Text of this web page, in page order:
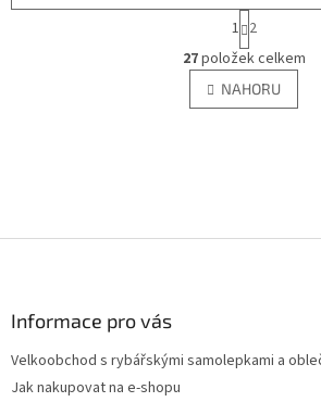
O
v
l
á
r
p
S
t
r
á
n
k
1 2
27položek celkem
NAHORU
Informace pro vás
Velkoobchod s rybářskými samolepkami a
Jak nakupovat na e-shopu